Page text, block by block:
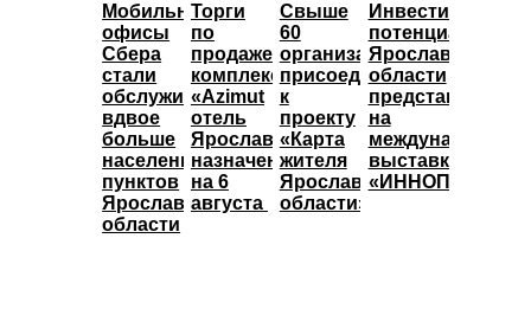
Мобильные
офисы
Сбера
стали
обслуживать
вдвое
больше
населенных
пунктов
Ярославской
области
Торги
по
продаже
комплекса
«Azimut
отель
Ярославль»
назначены
на 6
августа
Свыше
60
организаций
присоединились
к
проекту
«Карта
жителя
Ярославской
области»
потенциал
Ярославской
области
представят
на
международной
выставке
«ИННОПРОМ»